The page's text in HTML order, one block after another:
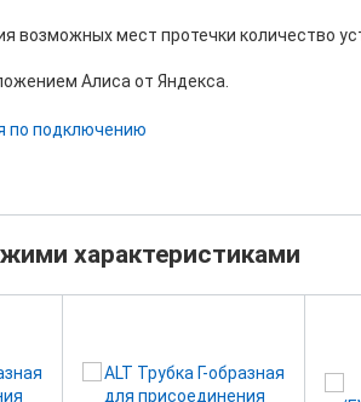
возможных мест протечки количество
Алиса от Яндекса.
по подключению
характеристиками